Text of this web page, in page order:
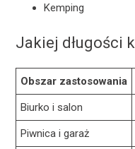
Kemping
Jakiej długości
Obszar zastosowania
Biurko i salon
Piwnica i garaż